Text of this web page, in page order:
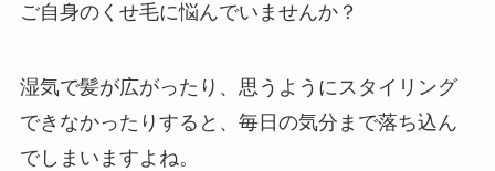
ご自身のくせ毛に悩んでいませんか？
湿気で髪が広がったり、思うようにスタイリング
できなかったりすると、毎日の気分まで落ち込ん
でしまいますよね。